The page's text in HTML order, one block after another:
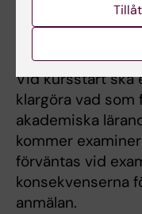
nedan en kort
på vid
Vid kursstart ska
klargöra vad
akademiska
kommer
förväntas vid
konsekvenserna
anmälan.